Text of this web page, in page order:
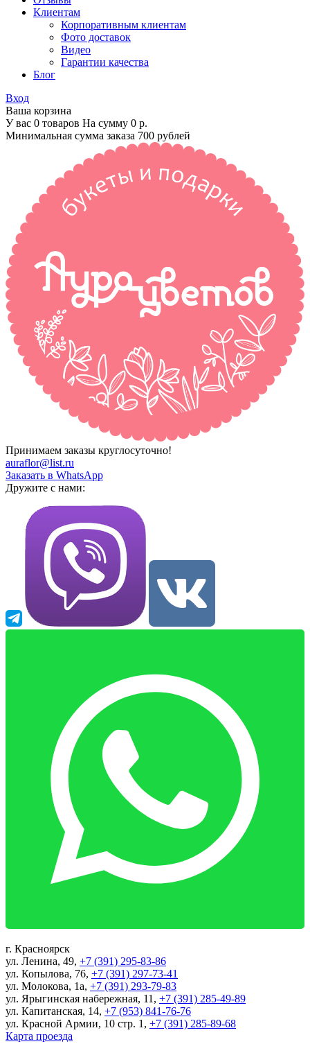
Клиентам
Корпоративным клиентам
Фото доставок
Видео
Гарантии качества
Блог
Вход
Ваша корзина
У вас 0 товаров На сумму 0 р.
Минимальная сумма заказа 700 рублей
Принимаем заказы круглосуточно!
auraflor@list.ru
Заказать в WhatsApp
Дружите с нами:
г. Красноярск
ул. Ленина, 49, +7 (391) 295-83-86
ул. Копылова, 76, +7 (391) 297-73-41
ул. Молокова, 1а, +7 (391) 293-79-83
ул. Ярыгинская набережная, 11 , +7 (391) 285-49-89
ул. Капитанская, 14, +7 (953) 841-76-76
ул. Красной Армии, 10 стр. 1 , +7 (391) 285-89-68
Карта проезда